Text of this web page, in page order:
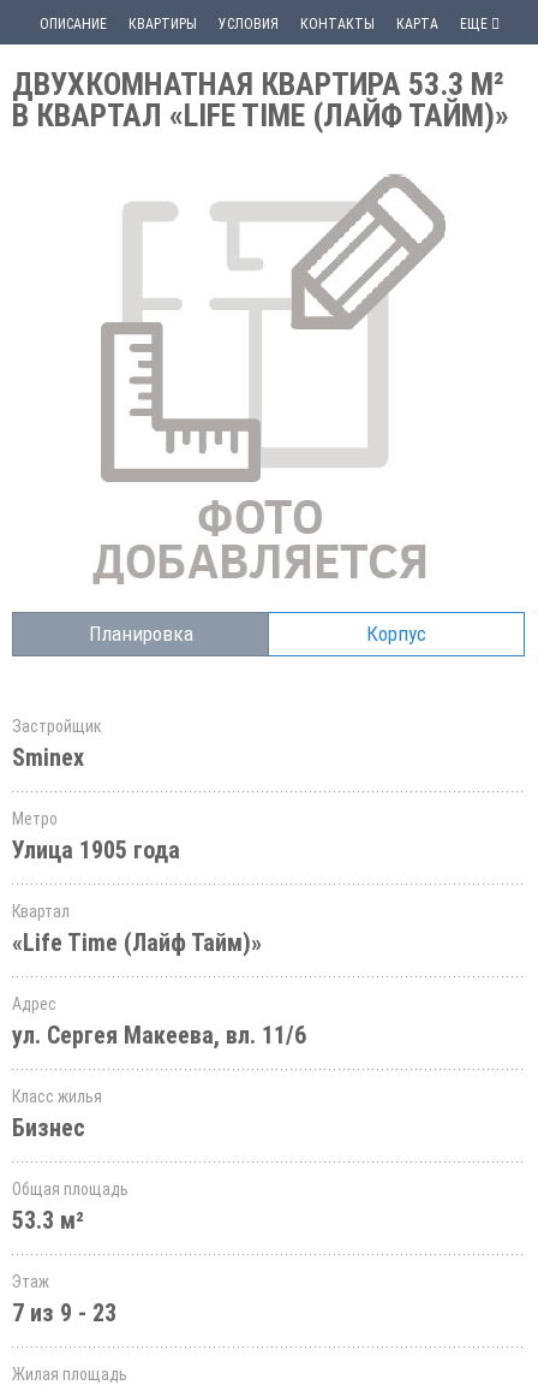
ОПИСАНИЕ КВАРТИРЫ УСЛОВИЯ КОНТАКТЫ КАРТА ЕЩЕ
ДВУХКОМНАТНАЯ КВАРТИРА 53.3 М²
В КВАРТАЛ «LIFE TIME (ЛАЙФ ТАЙМ)»
Планировка Корпус
Застройщик
Sminex
Метро
Улица 1905 года
Квартал
«Life Time (Лайф Тайм)»
Адрес
ул. Сергея Макеева, вл. 11/6
Класс жилья
Бизнес
Общая площадь
53.3 м²
Этаж
7 из 9 - 23
Жилая площадь